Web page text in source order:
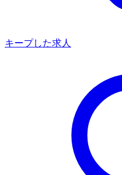
キープした求人